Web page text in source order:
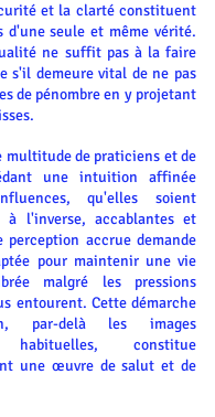
et la clarté constituent
d'une seule et même vérité.
ne suffit pas à la faire
s'il demeure vital de ne pas
de pénombre en y projetant
multitude de praticiens et de
une intuition affinée
qu'elles soient
à l'inverse, accablantes et
perception accrue demande
pour maintenir une vie
malgré les pressions
entourent. Cette démarche
par-delà les images
habituelles, constitue
une œuvre de salut et de